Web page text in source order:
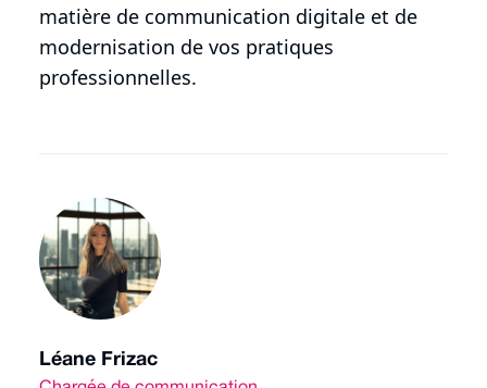
matière de communication digitale et de
modernisation de vos pratiques
professionnelles.
Léane Frizac